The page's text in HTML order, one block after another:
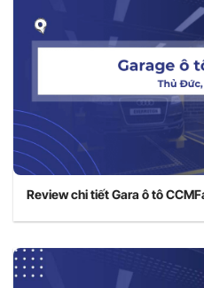
Review chi tiết Gara ô tô